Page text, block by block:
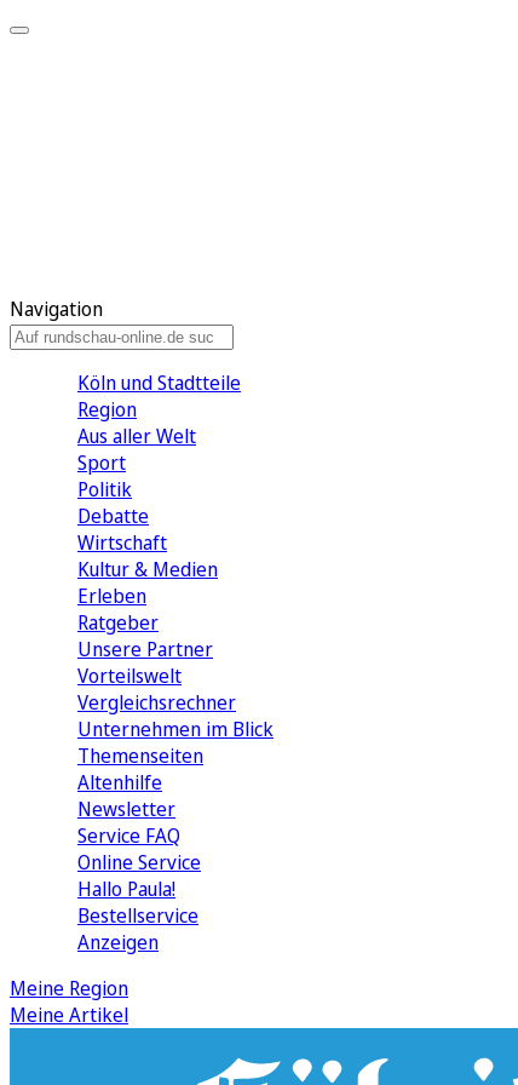
Navigation
Köln und Stadtteile
Region
Aus aller Welt
Sport
Politik
Debatte
Wirtschaft
Kultur & Medien
Erleben
Ratgeber
Unsere Partner
Vorteilswelt
Vergleichsrechner
Unternehmen im Blick
Themenseiten
Altenhilfe
Newsletter
Service FAQ
Online Service
Hallo Paula!
Bestellservice
Anzeigen
Meine Region
Meine Artikel